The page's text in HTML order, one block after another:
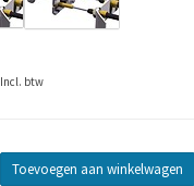
Incl. btw
Toevoegen aan winkelwagen